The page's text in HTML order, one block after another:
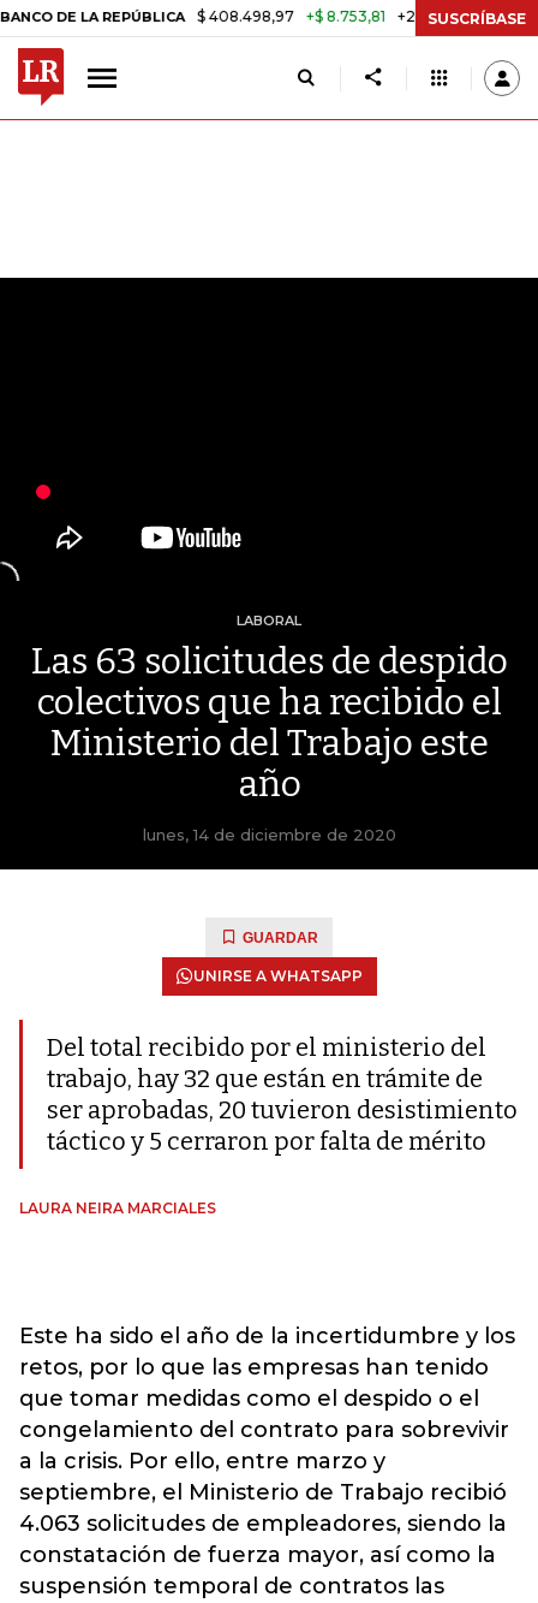
REPÚBLICA $ 408.498,97 +$ 8.753,81 +2,19% TASA DE USURA
SUSCRÍBASE
LABORAL
Las 63 solicitudes de despido
colectivos que ha recibido el
Ministerio del Trabajo este
año
lunes, 14 de diciembre de 2020
GUARDAR
UNIRSE A WHATSAPP
Del total recibido por el ministerio del
trabajo, hay 32 que están en trámite de
ser aprobadas, 20 tuvieron desistimiento
táctico y 5 cerraron por falta de mérito
LAURA NEIRA MARCIALES
Este ha sido el año de la incertidumbre y los
retos, por lo que las empresas han tenido
que tomar medidas como el despido o el
congelamiento del contrato para sobrevivir
a la crisis. Por ello, entre marzo y
septiembre, el Ministerio de Trabajo recibió
4.063 solicitudes de empleadores, siendo la
constatación de fuerza mayor, así como la
suspensión temporal de contratos las